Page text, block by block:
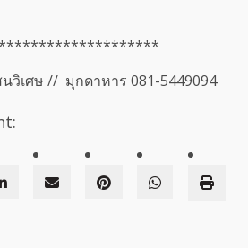
วิเศษ // มุกดาหาร 081-5449094